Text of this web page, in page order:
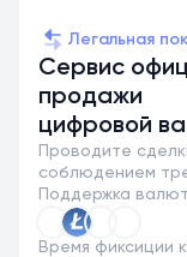
Легальная
Сервис
продажи
цифровой
Проводите
соблюдением
Поддержка валют
Время фиксиции